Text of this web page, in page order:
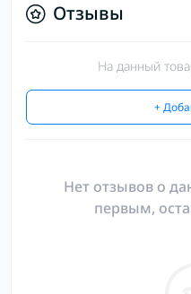
Отзывы
На данный
+
Нет отзывов о
первым,